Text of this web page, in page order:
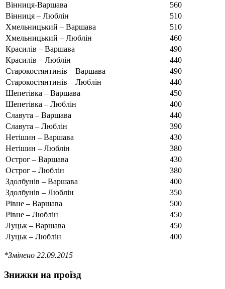
Вінниця-Варшава
560
Вінниця – Люблін
510
Хмельницький – Варшава
510
Хмельницький – Люблін
460
Красилів – Варшава
490
Красилів – Люблін
440
Старокостянтинів – Варшава
490
Старокостянтинів – Люблін
440
Шепетівка – Варшава
450
Шепетівка – Люблін
400
Славута – Варшава
440
Славута – Люблін
390
Нетішин – Варшава
430
Нетішин – Люблін
380
Острог – Варшава
430
Острог – Люблін
380
Здолбунів – Варшава
400
Здолбунів – Люблін
350
Рівне – Варшава
500
Рівне – Люблін
450
Луцьк – Варшава
450
Луцьк – Люблін
400
*Змінено 22.09.2015
Знижки на проїзд